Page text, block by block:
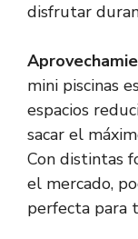
disfrutar
mini piscinas
espacios
sacar el
Con distintas
el mercado,
perfecta para